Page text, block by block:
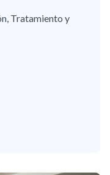
Tratamiento y